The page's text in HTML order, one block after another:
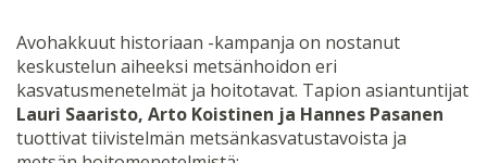
Avohakkuut historiaan -kampanja on nostanut
keskustelun aiheeksi metsänhoidon eri
kasvatusmenetelmät ja hoitotavat. Tapion asiantuntijat
Lauri Saaristo, Arto Koistinen ja Hannes Pasanen
tuottivat tiivistelmän metsänkasvatustavoista ja